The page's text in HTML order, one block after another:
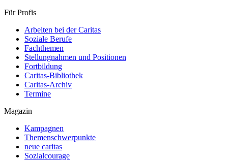
Für Profis
Arbeiten bei der Caritas
Soziale Berufe
Fachthemen
Stellungnahmen und Positionen
Fortbildung
Caritas-Bibliothek
Caritas-Archiv
Termine
Magazin
Kampagnen
Themenschwerpunkte
neue caritas
Sozialcourage